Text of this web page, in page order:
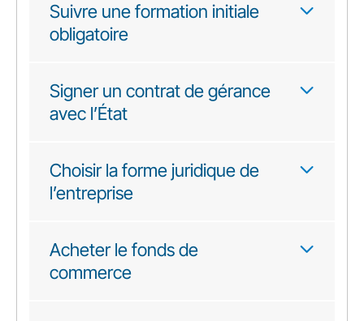
Suivre une formation initiale
obligatoire
Signer un contrat de gérance
avec l’État
Choisir la forme juridique de
l’entreprise
Acheter le fonds de
commerce